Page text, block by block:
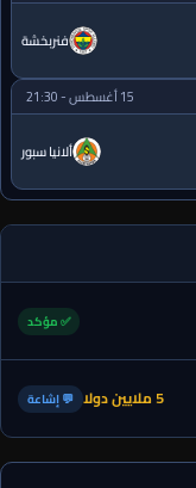
فنربخشة
15 أغسطس - 21:30
ألانيا سبور
✅ مؤكد
5 ملايين دولا 💬 إشاعة